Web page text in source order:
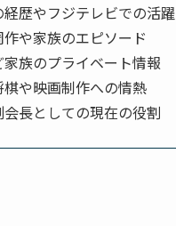
歴やフジテレビでの活躍
や家族のエピソード
族のプライベート情報
や映画制作への情熱
長としての現在の役割